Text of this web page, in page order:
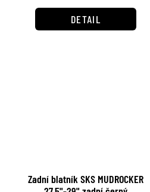
DETAIL
Zadní blatník SKS MUDROCKER